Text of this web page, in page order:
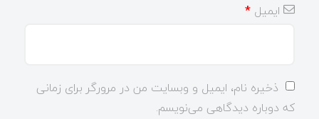
ایمیل *
ذخیره نام، ایمیل و وبسایت من در مرورگر برای زمانی
که دوباره دیدگاهی می‌نویسم.